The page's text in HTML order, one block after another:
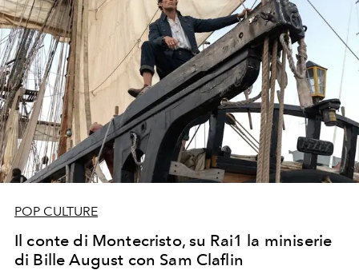
POP CULTURE
Il conte di Montecristo, su Rai1 la miniserie
di Bille August con Sam Claflin